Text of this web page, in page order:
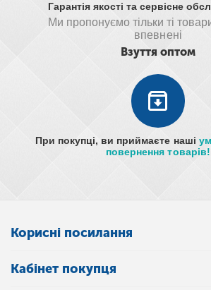
Гарантія якості та сервісне
Ми пропонуємо тільки ті
впевнені
Взуття оптом
При покупці, ви приймаєте наші
повернення товарів!
Корисні посилання
Кабінет покупця